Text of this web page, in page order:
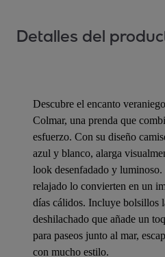
Detalles del
Descubre el encanto
Colmar, una prenda que
esfuerzo. Con su diseño
azul y blanco, alarga
look desenfadado y
relajado lo convierten en un
días cálidos. Incluye bolsillos
deshilachado que añade un
para paseos junto al mar,
con mucho estilo.